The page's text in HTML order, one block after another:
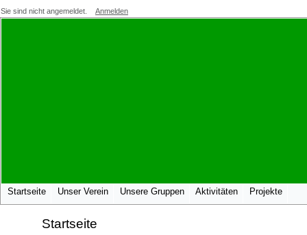
Sie sind nicht angemeldet. Anmelden
Startseite Unser Verein Unsere Gruppen Aktivitäten Projekte
Startseite